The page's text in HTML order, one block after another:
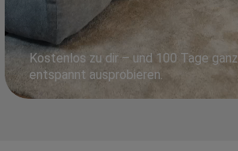
Kostenlos zu dir – und 100 Tage ganz
entspannt ausprobieren.